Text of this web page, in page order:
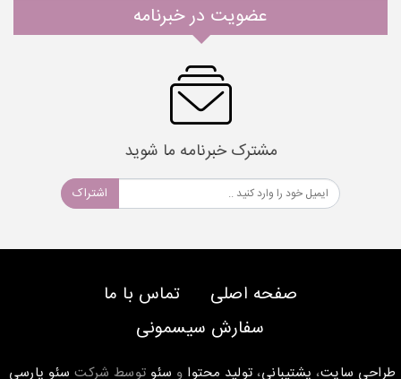
عضویت در خبرنامه
مشترک خبرنامه ما شوید
اشتراک
صفحه اصلی
تماس با ما
سفارش سیسمونی
طراحی سایت، پشتیبانی، تولید محتوا و سئو توسط شرکت سئو پارسی